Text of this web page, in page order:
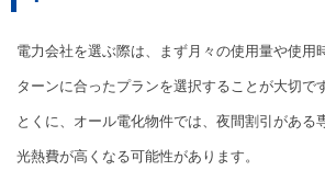
電力会社を選ぶ際は、まず月々の使用量や使用
ターンに合ったプランを選択することが大切で
とくに、オール電化物件では、夜間割引がある
光熱費が高くなる可能性があります。